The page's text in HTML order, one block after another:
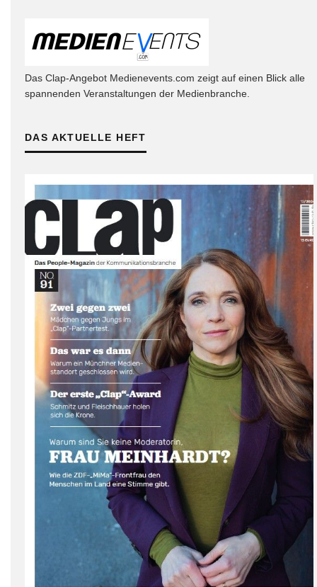
Das Clap-Angebot Medienevents.com zeigt auf einen Blick alle
spannenden Veranstaltungen der Medienbranche.
DAS AKTUELLE HEFT